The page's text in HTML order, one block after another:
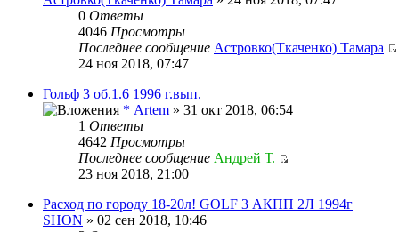
0 Ответы
4046 Просмотры
Последнее сообщение Астровко(Ткаченко) Тамара
24 ноя 2018, 07:47
Гольф 3 об.1.6 1996 г.вып.
* Artem » 31 окт 2018, 06:54
1 Ответы
4642 Просмотры
Последнее сообщение Андрей Т.
23 ноя 2018, 21:00
Расход по городу 18-20л! GOLF 3 АКПП 2Л 1994г
SHON » 02 сен 2018, 10:46